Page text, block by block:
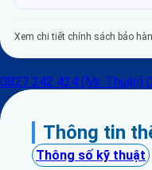
Xem chi tiết chính sách bảo
0827 242 424 (Mr. Thuận)
Thông tin
Thông số kỹ thuật